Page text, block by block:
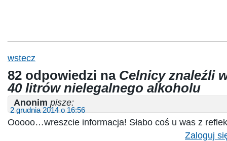
wstecz
82 odpowiedzi na Celnicy znaleźli
40 litrów nielegalnego alkoholu
Anonim pisze:
2 grudnia 2014 o 16:56
Ooooo…wreszcie informacja! Słabo coś u was z
Zaloguj